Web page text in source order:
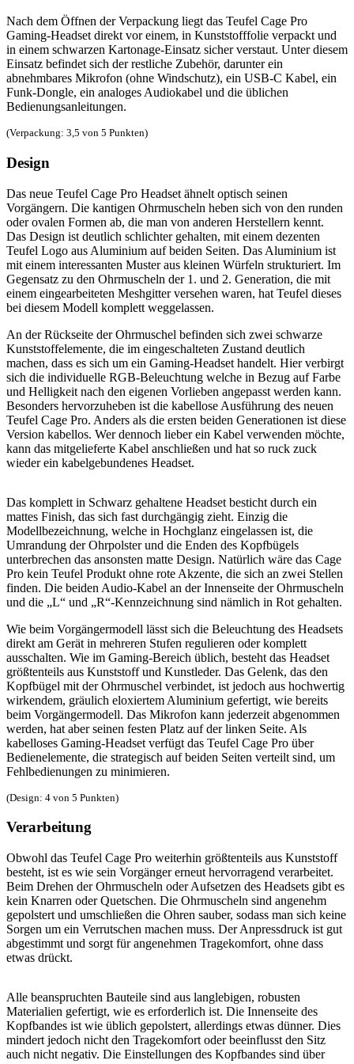
Nach dem Öffnen der Verpackung liegt das Teufel Cage Pro
Gaming-Headset direkt vor einem, in Kunststofffolie verpackt und
in einem schwarzen Kartonage-Einsatz sicher verstaut. Unter diesem
Einsatz befindet sich der restliche Zubehör, darunter ein
abnehmbares Mikrofon (ohne Windschutz), ein USB-C Kabel, ein
Funk-Dongle, ein analoges Audiokabel und die üblichen
Bedienungsanleitungen.
(Verpackung: 3,5 von 5 Punkten)
Design
Das neue Teufel Cage Pro Headset ähnelt optisch seinen
Vorgängern. Die kantigen Ohrmuscheln heben sich von den runden
oder ovalen Formen ab, die man von anderen Herstellern kennt.
Das Design ist deutlich schlichter gehalten, mit einem dezenten
Teufel Logo aus Aluminium auf beiden Seiten. Das Aluminium ist
mit einem interessanten Muster aus kleinen Würfeln strukturiert. Im
Gegensatz zu den Ohrmuscheln der 1. und 2. Generation, die mit
einem eingearbeiteten Meshgitter versehen waren, hat Teufel dieses
bei diesem Modell komplett weggelassen.
An der Rückseite der Ohrmuschel befinden sich zwei schwarze
Kunststoffelemente, die im eingeschalteten Zustand deutlich
machen, dass es sich um ein Gaming-Headset handelt. Hier verbirgt
sich die individuelle RGB-Beleuchtung welche in Bezug auf Farbe
und Helligkeit nach den eigenen Vorlieben angepasst werden kann.
Besonders hervorzuheben ist die kabellose Ausführung des neuen
Teufel Cage Pro. Anders als die ersten beiden Generationen ist diese
Version kabellos. Wer dennoch lieber ein Kabel verwenden möchte,
kann das mitgelieferte Kabel anschließen und hat so ruck zuck
wieder ein kabelgebundenes Headset.
Das komplett in Schwarz gehaltene Headset besticht durch ein
mattes Finish, das sich fast durchgängig zieht. Einzig die
Modellbezeichnung, welche in Hochglanz eingelassen ist, die
Umrandung der Ohrpolster und die Enden des Kopfbügels
unterbrechen das ansonsten matte Design. Natürlich wäre das Cage
Pro kein Teufel Produkt ohne rote Akzente, die sich an zwei Stellen
finden. Die beiden Audio-Kabel an der Innenseite der Ohrmuscheln
und die „L“ und „R“-Kennzeichnung sind nämlich in Rot gehalten.
Wie beim Vorgängermodell lässt sich die Beleuchtung des Headsets
direkt am Gerät in mehreren Stufen regulieren oder komplett
ausschalten. Wie im Gaming-Bereich üblich, besteht das Headset
größtenteils aus Kunststoff und Kunstleder. Das Gelenk, das den
Kopfbügel mit der Ohrmuschel verbindet, ist jedoch aus hochwertig
wirkendem, gräulich eloxiertem Aluminium gefertigt, wie bereits
beim Vorgängermodell. Das Mikrofon kann jederzeit abgenommen
werden, hat aber seinen festen Platz auf der linken Seite. Als
kabelloses Gaming-Headset verfügt das Teufel Cage Pro über
Bedienelemente, die strategisch auf beiden Seiten verteilt sind, um
Fehlbedienungen zu minimieren.
(Design: 4 von 5 Punkten)
Verarbeitung
Obwohl das Teufel Cage Pro weiterhin größtenteils aus Kunststoff
besteht, ist es wie sein Vorgänger erneut hervorragend verarbeitet.
Beim Drehen der Ohrmuscheln oder Aufsetzen des Headsets gibt es
kein Knarren oder Quetschen. Die Ohrmuscheln sind angenehm
gepolstert und umschließen die Ohren sauber, sodass man sich keine
Sorgen um ein Verrutschen machen muss. Der Anpressdruck ist gut
abgestimmt und sorgt für angenehmen Tragekomfort, ohne dass
etwas drückt.
Alle beanspruchten Bauteile sind aus langlebigen, robusten
Materialien gefertigt, wie es erforderlich ist. Die Innenseite des
Kopfbandes ist wie üblich gepolstert, allerdings etwas dünner. Dies
mindert jedoch nicht den Tragekomfort oder beeinflusst den Sitz
auch nicht negativ. Die Einstellungen des Kopfbandes sind über